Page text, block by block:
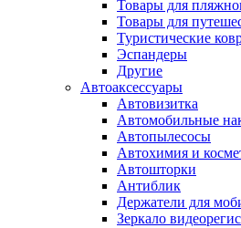
Товары для
Товары для
Туристические
Эспандеры
Другие
Автоаксессуары
Автовизитка
Автомобильные
Автопылесосы
Автохимия и
Автошторки
Антиблик
Держатели для
Зеркало